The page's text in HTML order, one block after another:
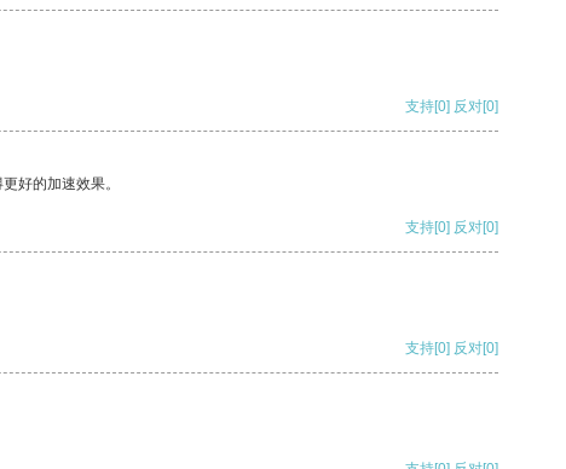
支持[0] 反对[0]
好的加速效果。
支持[0] 反对[0]
支持[0] 反对[0]